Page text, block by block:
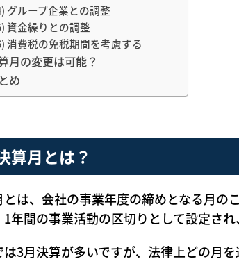
グループ企業との調整
資金繰りとの調整
消費税の免税期間を考慮する
月の変更は可能？
め
算月とは？
は、会社の事業年度の締めとなる月のこ
年間の事業活動の区切りとして設定さ
は3月決算が多いですが、法律上どの月を